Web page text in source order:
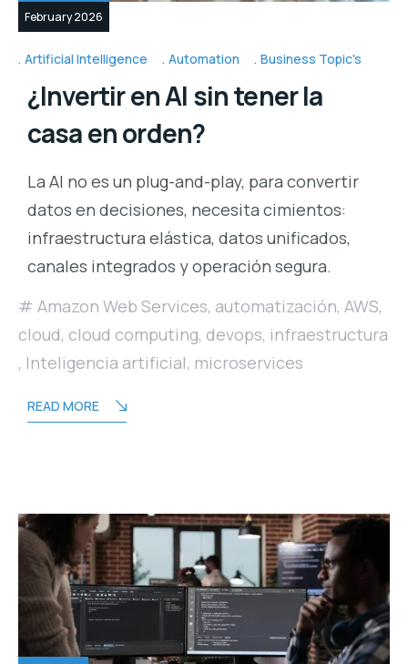
February 2026
Artificial Intelligence Automation Business Topic's
¿Invertir en AI sin tener la
casa en orden?
La AI no es un plug-and-play, para convertir
datos en decisiones, necesita cimientos:
infraestructura elástica, datos unificados,
canales integrados y operación segura.
Amazon Web Services, automatización, AWS,
cloud, cloud computing, devops, infraestructura
, Inteligencia artificial, microservices
READ MORE